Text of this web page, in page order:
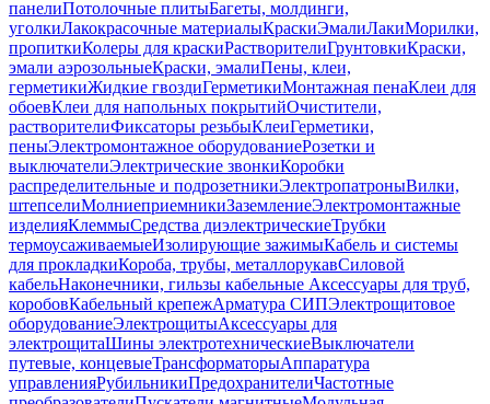
панелиПотолочные плитыБагеты, молдинги,
уголкиЛакокрасочные материалыКраскиЭмалиЛакиМорилки,
пропиткиКолеры для краскиРастворителиГрунтовкиКраски,
эмали аэрозольныеКраски, эмалиПены, клеи,
герметикиЖидкие гвоздиГерметикиМонтажная пенаКлеи для
обоевКлеи для напольных покрытийОчистители,
растворителиФиксаторы резьбыКлеиГерметики,
пеныЭлектромонтажное оборудованиеРозетки и
выключателиЭлектрические звонкиКоробки
распределительные и подрозетникиЭлектропатроныВилки,
штепселиМолниеприемникиЗаземлениеЭлектромонтажные
изделияКлеммыСредства диэлектрическиеТрубки
термоусаживаемыеИзолирующие зажимыКабель и системы
для прокладкиКороба, трубы, металлорукавСиловой
кабельНаконечники, гильзы кабельные Аксессуары для труб,
коробовКабельный крепежАрматура СИПЭлектрощитовое
оборудованиеЭлектрощитыАксессуары для
электрощитаШины электротехническиеВыключатели
путевые, концевыеТрансформаторыАппаратура
управленияРубильникиПредохранителиЧастотные